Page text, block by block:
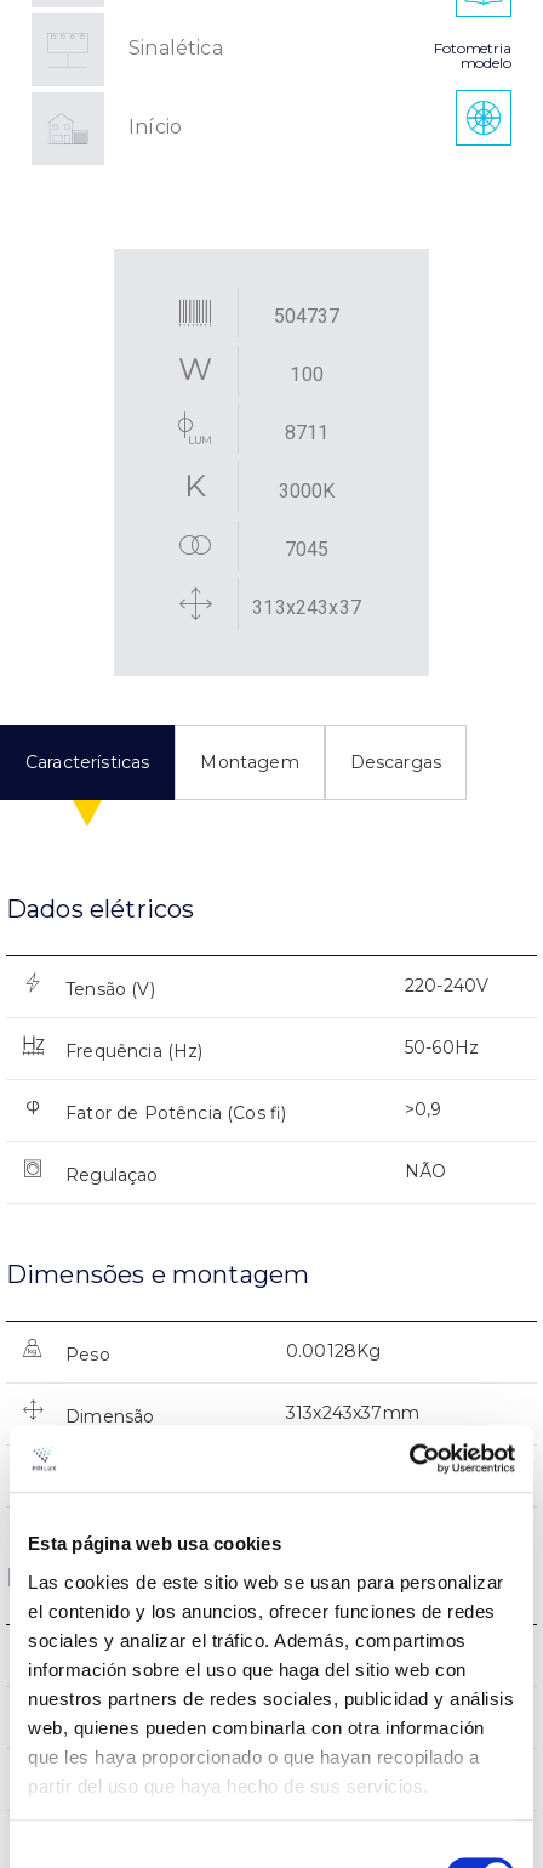
Esta página web usa cookies
Las cookies de este sitio web se usan para personalizar
el contenido y los anuncios, ofrecer funciones de redes
sociales y analizar el tráfico. Además, compartimos
información sobre el uso que haga del sitio web con
nuestros partners de redes sociales, publicidad y análisis
web, quienes pueden combinarla con otra información
que les haya proporcionado o que hayan recopilado a
partir del uso que haya hecho de sus servicios.
Sinalética
Início
Fotometria
modelo
504737
100
8711
3000K
7045
313x243x37
Características Montagem Descargas
Dados elétricos
Tensão (V) 220-240V
Frequência (Hz) 50-60Hz
Fator de Potência (Cos fi) >0,9
Regulaçao NÃO
Dimensões e montagem
Peso 0.00128Kg
Dimensão 313x243x37mm
Dados ópticos
Temperatura de cor
CRI Índice de repr. cromática 80
Angulo de abertura